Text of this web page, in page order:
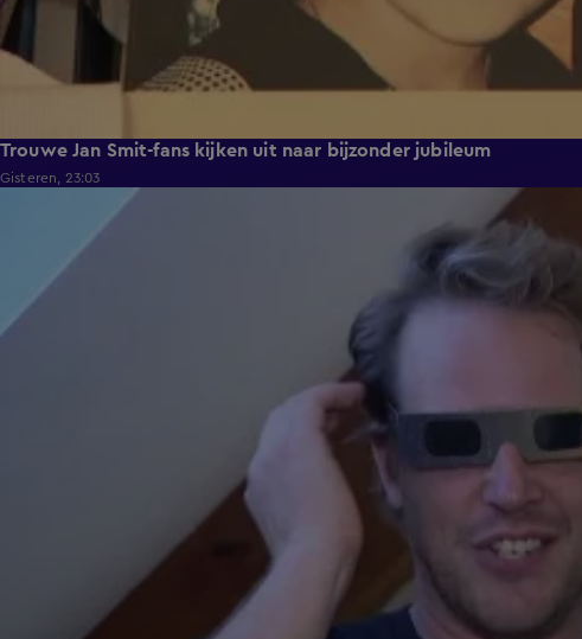
Trouwe Jan Smit-fans kijken uit naar bijzonder jubileum
Gisteren, 23:03